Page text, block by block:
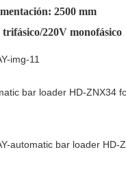
2500 mm
220V monofásico